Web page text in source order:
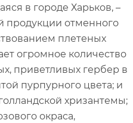
в городе Харьков, –
продукции отменного
плетеных
огромное количество
приветливых гербер в
пурпурного цвета; и
хризантемы;
окраса,